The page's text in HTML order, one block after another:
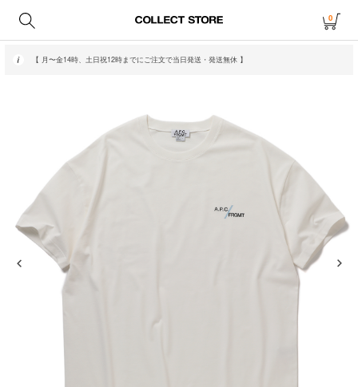
0
【 月〜金14時、土日祝12時までにご注文で当日発送・発送無休 】